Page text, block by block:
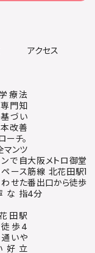
アクセス
療法
門知
づい
改善
ーチ。
マンツ
で自
ース
せた
な指
田駅
歩4
いや
好立
大阪メトロ御堂
筋線 北花田駅1
番出口から徒歩
4分